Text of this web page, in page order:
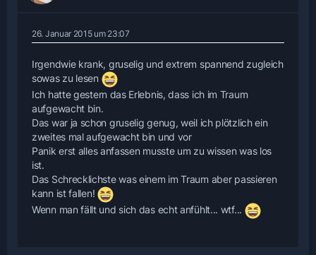
26. Januar 2015 um 23:07
Irgendwie krank, gruselig und extrem spannend zugleich
sowas zu lesen
Ich hatte gestern das Erlebnis, dass ich im Traum
aufgewacht bin.
Das war ja schon gruselig genug, weil ich plötzlich ein
zweites mal aufgewacht bin und vor
Panik erst alles anfassen musste um zu wissen was los
ist.
Das Schrecklichste was einem im Traum aber passieren
kann ist fallen!
Wenn man fällt und sich das echt anfühlt... wtf...